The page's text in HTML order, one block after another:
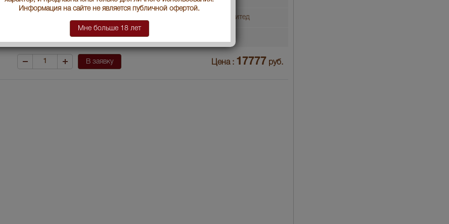
Диаджео Скотланд Лимитед
Условия продаж:
В заявку Цена : 17777 руб.
Информация на сайте не является публичной офертой.
Мне больше 18 лет